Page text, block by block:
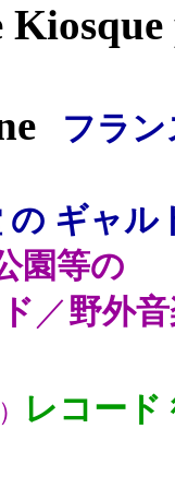
Kiosque
フラン
の ギャ
園等の
／野外
） レコー